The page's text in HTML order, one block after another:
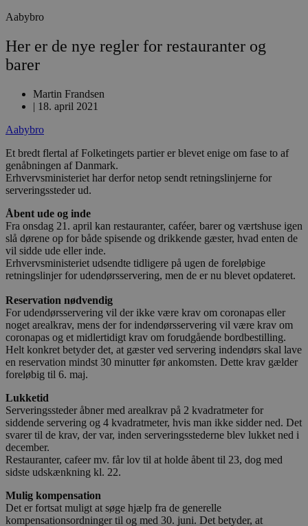
Aabybro
Her er de nye regler for restauranter og
barer
Martin Frandsen
| 18. april 2021
Aabybro
Et bredt flertal af Folketingets partier er blevet enige om fase to af
genåbningen af Danmark.
Erhvervsministeriet har derfor netop sendt retningslinjerne for
serveringssteder ud.
Åbent ude og inde
Fra onsdag 21. april kan restauranter, caféer, barer og værtshuse igen
slå dørene op for både spisende og drikkende gæster, hvad enten de
vil sidde ude eller inde.
Erhvervsministeriet udsendte tidligere på ugen de foreløbige
retningslinjer for udendørsservering, men de er nu blevet opdateret.
Reservation nødvendig
For udendørsservering vil der ikke være krav om coronapas eller
noget arealkrav, mens der for indendørsservering vil være krav om
coronapas og et midlertidigt krav om forudgående bordbestilling.
Helt konkret betyder det, at gæster ved servering indendørs skal lave
en reservation mindst 30 minutter før ankomsten. Dette krav gælder
foreløbig til 6. maj.
Lukketid
Serveringssteder åbner med arealkrav på 2 kvadratmeter for
siddende servering og 4 kvadratmeter, hvis man ikke sidder ned. Det
svarer til de krav, der var, inden serveringsstederne blev lukket ned i
december.
Restauranter, cafeer mv. får lov til at holde åbent til 23, dog med
sidste udskænkning kl. 22.
Mulig kompensation
Det er fortsat muligt at søge hjælp fra de generelle
kompensationsordninger til og med 30. juni. Det betyder, at